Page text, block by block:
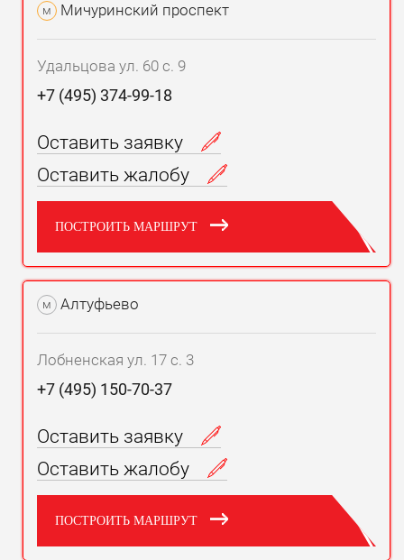
м Мичуринский проспект
Удальцова ул. 60 с. 9
+7 (495) 374-99-18
Оставить заявку
Оставить жалобу
ПОСТРОИТЬ МАРШРУТ
м Алтуфьево
Лобненская ул. 17 с. 3
+7 (495) 150-70-37
Оставить заявку
Оставить жалобу
ПОСТРОИТЬ МАРШРУТ